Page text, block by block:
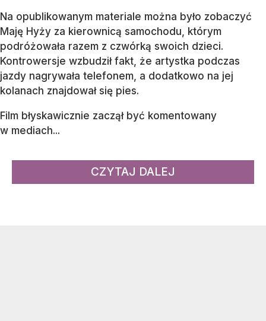
Na opublikowanym materiale można było zobaczyć
Maję Hyży za kierownicą samochodu, którym
podróżowała razem z czwórką swoich dzieci.
Kontrowersje wzbudził fakt, że artystka podczas
jazdy nagrywała telefonem, a dodatkowo na jej
kolanach znajdował się pies.
Film błyskawicznie zaczął być komentowany
w mediach...
CZYTAJ DALEJ